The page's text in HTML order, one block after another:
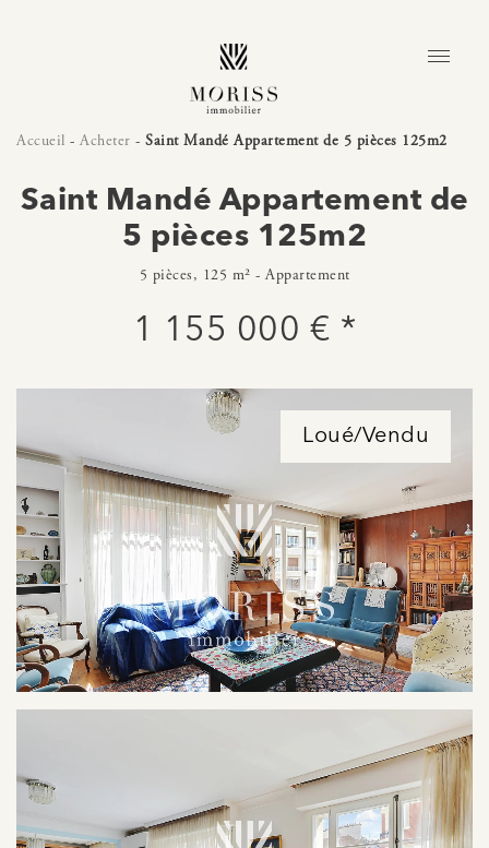
Accueil - Acheter - Saint Mandé Appartement de 5 pièces 125m2
Saint Mandé Appartement de
5 pièces 125m2
5 pièces, 125 m² - Appartement
1 155 000 € *
Loué/Vendu